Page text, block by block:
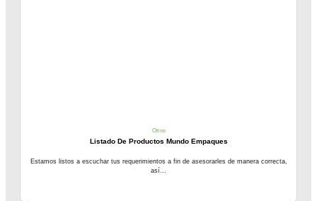
Otros
Listado De Productos Mundo Empaques
Estamos listos a escuchar tus requerimientos a fin de asesorarles de manera correcta,
así...